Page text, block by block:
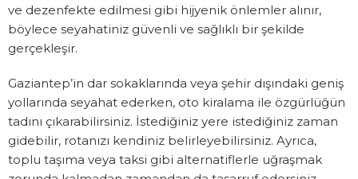
ve dezenfekte edilmesi gibi hijyenik önlemler alınır,
böylece seyahatiniz güvenli ve sağlıklı bir şekilde
gerçekleşir.
Gaziantep’in dar sokaklarında veya şehir dışındaki geniş
yollarında seyahat ederken, oto kiralama ile özgürlüğün
tadını çıkarabilirsiniz. İstediğiniz yere istediğiniz zaman
gidebilir, rotanızı kendiniz belirleyebilirsiniz. Ayrıca,
toplu taşıma veya taksi gibi alternatiflerle uğraşmak